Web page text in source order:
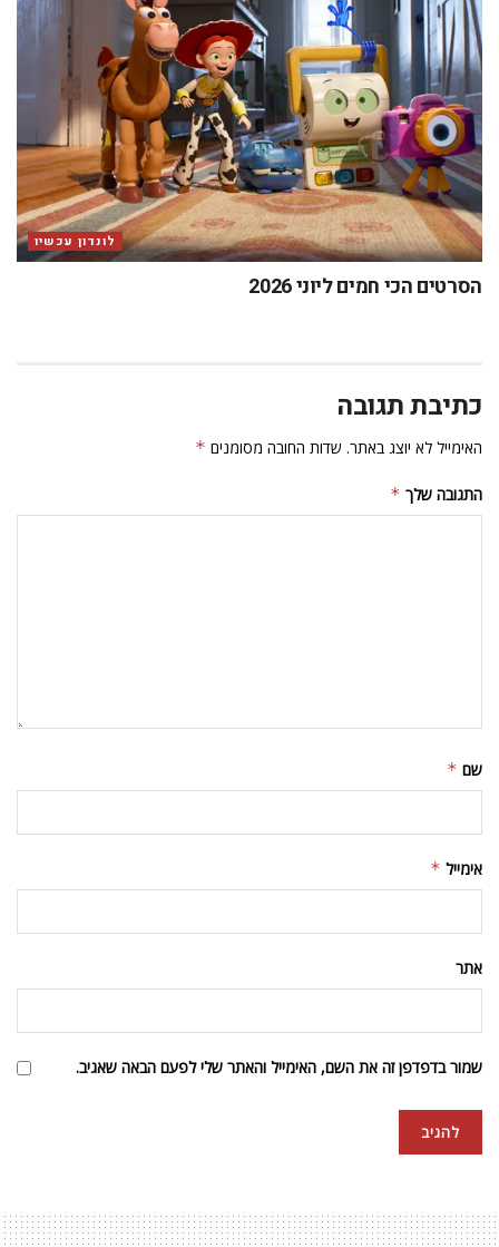
לונדון עכשיו
הסרטים הכי חמים ליוני 2026
כתיבת תגובה
האימייל לא יוצג באתר. שדות החובה מסומנים *
התגובה שלך *
שם *
אימייל *
אתר
שמור בדפדפן זה את השם, האימייל והאתר שלי לפעם הבאה שאגיב.